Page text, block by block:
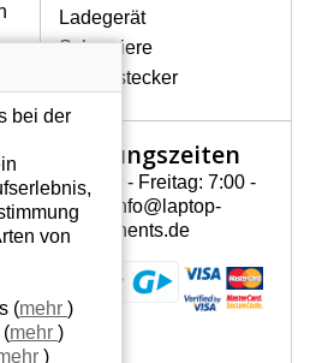
DISPLAYS ASUS EEE PC
1020 VON HÖCHSTER
die die hohe
A+ erfüllen, also
mangelhafte Pixel, und
über die gesamte
SIE FÜR IHREN
EEE PC UML 1020
Ladegerät
Scharniere
Gerätestecker
Öffnungszeiten
Montag - Freitag: 7:00 -
15:30 info@laptop-
components.de
bei der
von
(mehr )
(mehr )
)